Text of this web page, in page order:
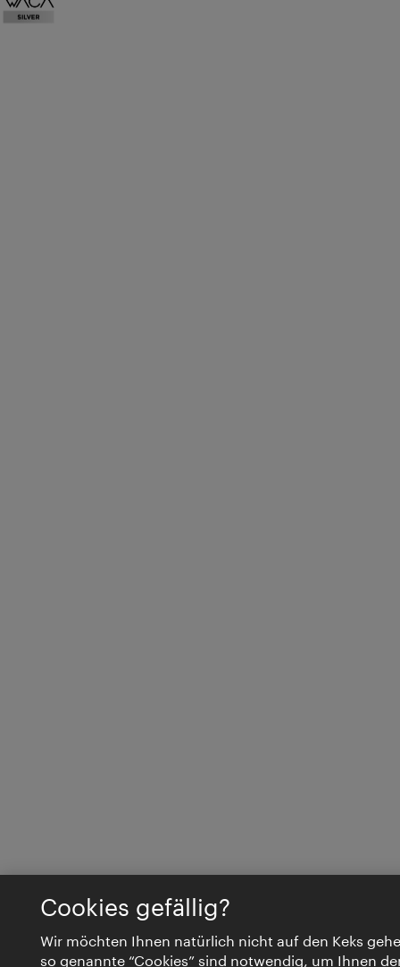
Cookies gefällig?
Wir möchten Ihnen natürlich nicht auf den Keks
so genannte “Cookies” sind notwendig, um Ihnen